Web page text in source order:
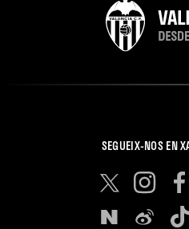
SEGUEIX-NOS EN